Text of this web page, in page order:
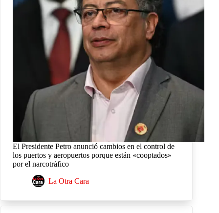
El Presidente Petro anunció cambios en el control de
los puertos y aeropuertos porque están «cooptados»
por el narcotráfico
La Otra Cara